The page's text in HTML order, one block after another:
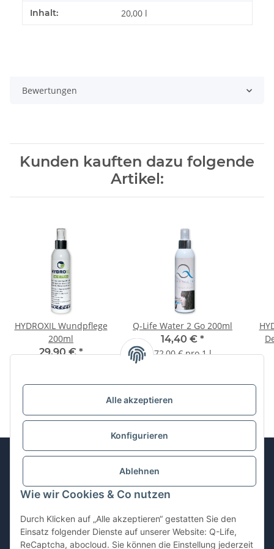
Alle akzeptieren
Konfigurieren
Ablehnen
Wie wir Cookies & Co nutzen
Durch Klicken auf „Alle akzeptieren“ gestatten Sie den
Einsatz folgender Dienste auf unserer Website: Q-Life,
ReCaptcha, abocloud. Sie können die Einstellung jederzeit
Inhalt: 20,00 l
Bewertungen
Kunden kauften dazu folgende
Artikel:
HYDROXIL Wundpflege
200ml
29,90 €*
Q-Life Water 2 Go 200ml
14,40 € *
72,00 € pro 1 l
Informationen
Gesetzliche Informationen